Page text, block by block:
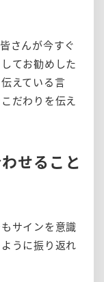
さんが今すぐ
てお勧めした
えている言
だわりを伝え
せること
サインを意識
うに振り返れ